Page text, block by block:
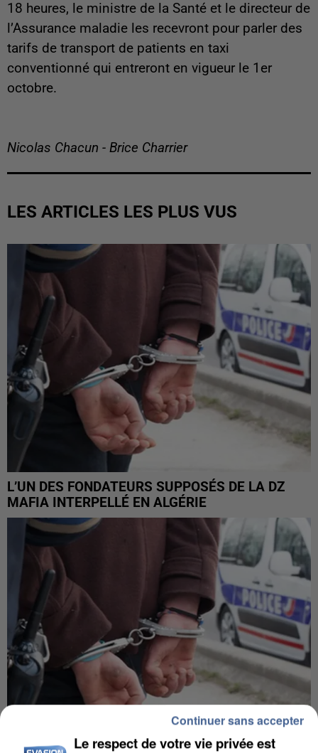
18 heures, le ministre de la Santé et le directeur de
l’Assurance maladie les recevront pour parler des
tarifs de transport de patients en taxi
conventionné qui entreront en vigueur le 1er
octobre.
Nicolas Chacun - Brice Charrier
LES ARTICLES LES PLUS VUS
L’UN DES FONDATEURS SUPPOSÉS DE LA DZ
MAFIA INTERPELLÉ EN ALGÉRIE
Le respect de votre vie privée est
Continuer sans accepter